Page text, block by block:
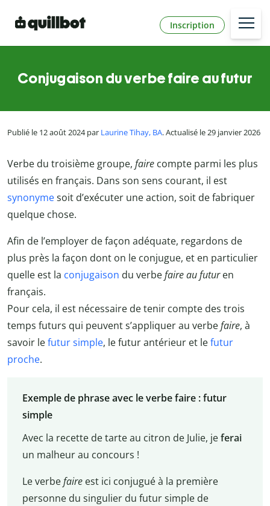
Inscription
Conjugaison du verbe faire au futur
Publié le 12 août 2024 par Laurine Tihay, BA. Actualisé le 29 janvier 2026
Verbe du troisième groupe, faire compte parmi les plus
utilisés en français. Dans son sens courant, il est
synonymesoit d’exécuter une action, soit de fabriquer
quelque chose.
Afin de l’employer de façon adéquate, regardons de
plus près la façon dont on le conjugue, et en particulier
quelle est la conjugaison du verbefaire au futuren
français.
Pour cela, il est nécessaire de tenir compte des trois
temps futurs qui peuvent s’appliquer au verbefaire, à
savoir lefutur simple, le futur antérieur et lefutur
proche.
Exemple de phrase avec le verbe faire : futur
simple
Avec la recette de tarte au citron de Julie, jeferai
un malheur au concours !
Le verbefaireest ici conjugué à la première
personne du singulier du futur simple de